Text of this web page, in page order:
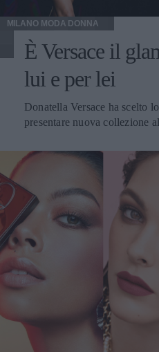
MILANO MODA DONNA
È Versace il
lui e per lei
Donatella Versace ha scelto
presentare nuova collezione